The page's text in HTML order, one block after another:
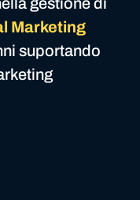
Marketing
suportando